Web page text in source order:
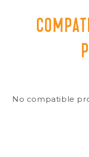
No compatible